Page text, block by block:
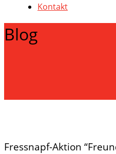
Kontakt
Blog
Fressnapf-Aktion